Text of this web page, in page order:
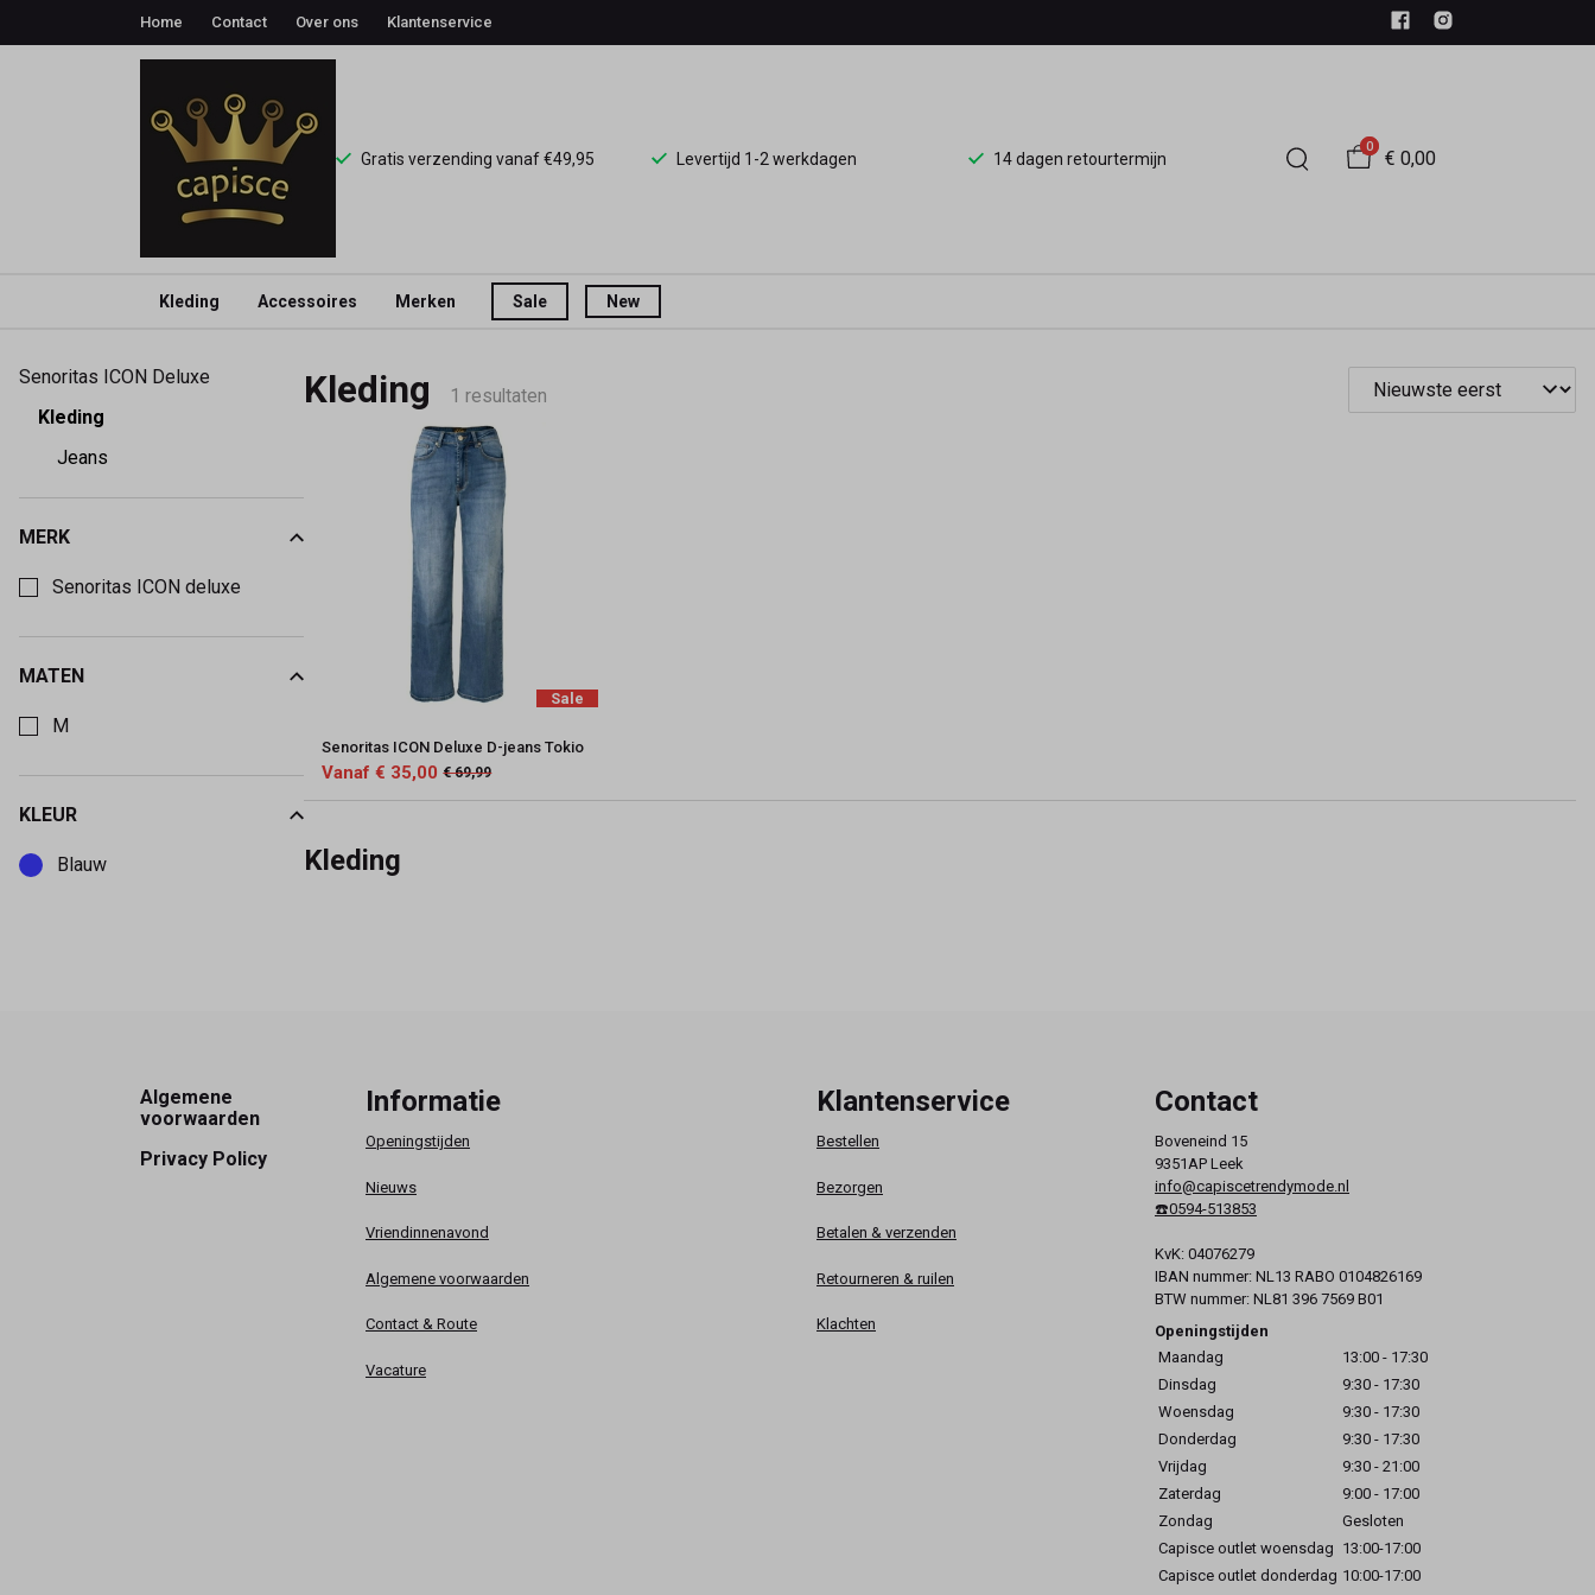
Home Contact Over ons Klantenservice
Gratis verzending vanaf €49,95 Levertijd 1-2 werkdagen 14 dagen retourtermijn
0
€ 0,00
Kleding Accessoires Merken Sale New
Kleding
Capisce
Mode
Senoritas ICON Deluxe
Kleding
Jeans
MERK
Senoritas ICON deluxe
MATEN
M
KLEUR
Blauw
Kleding 1 resultaten
Sale
Senoritas ICON Deluxe D-jeans Tokio
Vanaf € 35,00 € 69,99
Kleding
Footer
Algemene
voorwaarden
Privacy Policy
Informatie
Openingstijden
Nieuws
Vriendinnenavond
Algemene voorwaarden
Contact & Route
Vacature
Klantenservice
Bestellen
Bezorgen
Betalen & verzenden
Retourneren & ruilen
Klachten
Contact
Boveneind 15
9351AP Leek
info@capiscetrendymode.nl
☎️0594-513853
KvK: 04076279
IBAN nummer: NL13 RABO 0104826169
BTW nummer: NL81 396 7569 B01
Openingstijden
Maandag
13:00 - 17:30
Dinsdag
9:30 - 17:30
Woensdag
9:30 - 17:30
Donderdag
9:30 - 17:30
Vrijdag
9:30 - 21:00
Zaterdag
9:00 - 17:00
Zondag
Gesloten
Capisce outlet woensdag 13:00-17:00
Capisce outlet donderdag 10:00-17:00